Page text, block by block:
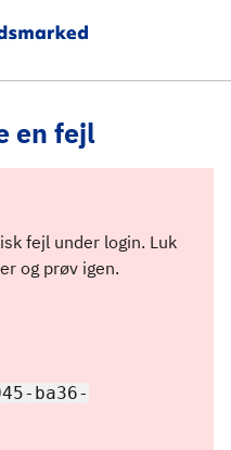
en fejl
fejl under login. Luk
og prøv igen.
ba36-